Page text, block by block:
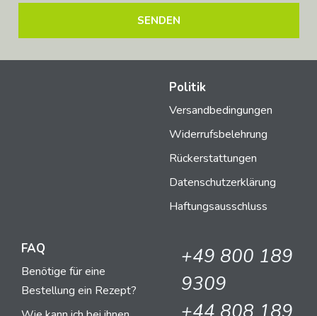
Politik
Versandbedingungen
Widerrufsbelehrung
Rückerstattungen
Datenschutzerklärung
Haftungsausschluss
FAQ
Benötige für eine
Bestellung ein Rezept?
+49 800 189
9309